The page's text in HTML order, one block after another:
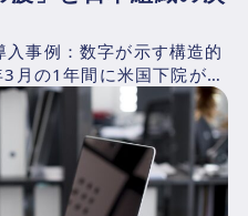
事例：数字が示す構造的
の1年間に米国下院が支
下院支出記録...